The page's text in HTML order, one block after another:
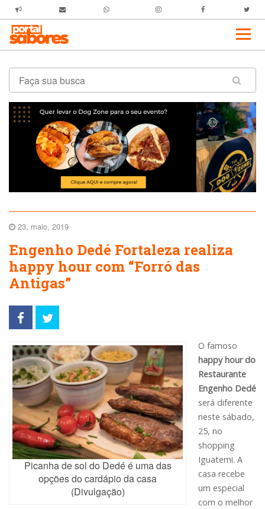
23, maio, 2019
Engenho Dedé Fortaleza realiza
happy hour com “Forró das
Antigas”
Picanha de sol do Dedé é uma das
opções do cardápio da casa
(Divulgação)
O famoso
happy hour do
Restaurante
Engenho Dedé
será diferente
neste sábado,
25, no
shopping
Iguatemi. A
casa recebe
um especial
com o melhor